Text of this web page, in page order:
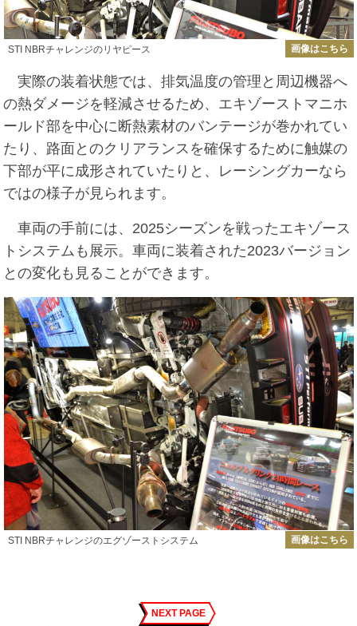
STI NBRチャレンジのリヤピース 画像はこちら
実際の装着状態では、排気温度の管理と周辺機器へ
の熱ダメージを軽減させるため、エキゾーストマニホ
ールド部を中心に断熱素材のバンテージが巻かれてい
たり、路面とのクリアランスを確保するために触媒の
下部が平に成形されていたりと、レーシングカーなら
ではの様子が見られます。
車両の手前には、2025シーズンを戦ったエキゾース
トシステムも展示。車両に装着された2023バージョン
との変化も見ることができます。
STI NBRチャレンジのエグゾーストシステム 画像はこちら
NEXT PAGE